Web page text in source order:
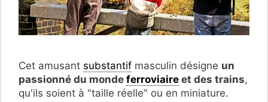
Cet amusant substantif masculin désigne un
passionné du monde ferroviaire et des trains,
qu'ils soient à "taille réelle" ou en miniature.